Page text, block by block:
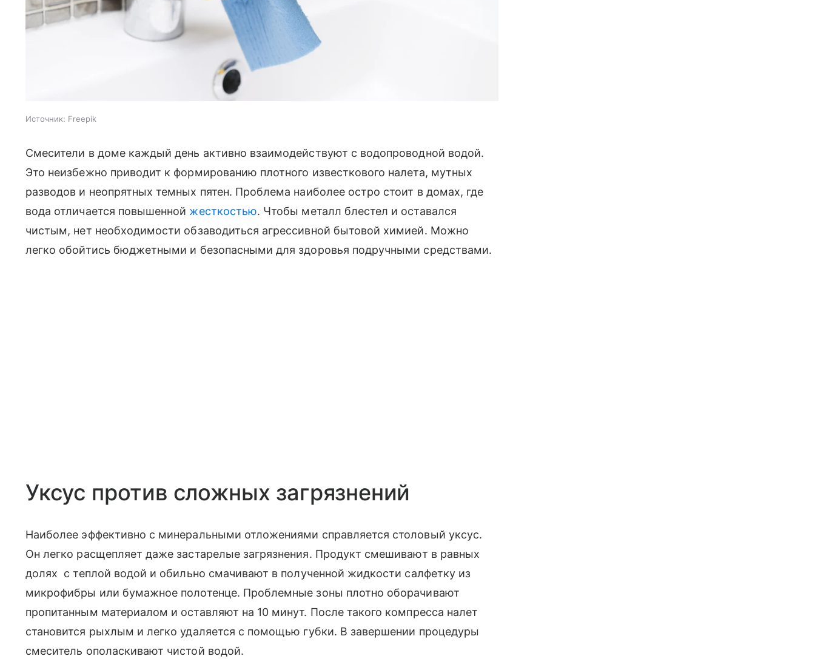
Источник: Freepik
Смесители в доме каждый день активно взаимодействуют с водопроводной водой.
Это неизбежно приводит к формированию плотного известкового налета, мутных
разводов и неопрятных темных пятен. Проблема наиболее остро стоит в домах, где
вода отличается повышенной жесткостью. Чтобы металл блестел и оставался
чистым, нет необходимости обзаводиться агрессивной бытовой химией. Можно
легко обойтись бюджетными и безопасными для здоровья подручными средствами.
Уксус против сложных загрязнений
Наиболее эффективно с минеральными отложениями справляется столовый уксус.
Он легко расщепляет даже застарелые загрязнения. Продукт смешивают в равных
долях с теплой водой и обильно смачивают в полученной жидкости салфетку из
микрофибры или бумажное полотенце. Проблемные зоны плотно оборачивают
пропитанным материалом и оставляют на 10 минут. После такого компресса налет
становится рыхлым и легко удаляется с помощью губки. В завершении процедуры
смеситель ополаскивают чистой водой.